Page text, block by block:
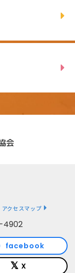
アクセスマップ
facebook
X